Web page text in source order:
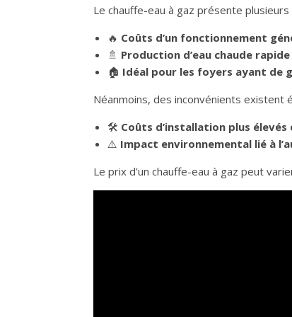
Le chauffe-eau à gaz présente plusieurs
🔥 Coûts d’un fonctionnement
🚿 Production d’eau chaude rapide
🏠 Idéal pour les foyers ayant de
Néanmoins, des inconvénients existent
🛠️ Coûts d’installation plus
⚠️ Impact environnemental lié à
Le prix d’un chauffe-eau à gaz peut